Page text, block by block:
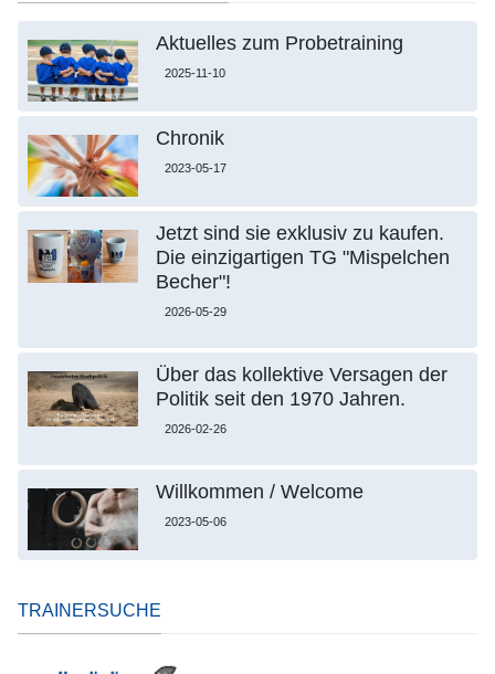
Aktuelles zum Probetraining
2025-11-10
Chronik
2023-05-17
Jetzt sind sie exklusiv zu kaufen.
Die einzigartigen TG "Mispelchen
Becher"!
2026-05-29
Über das kollektive Versagen der
Politik seit den 1970 Jahren.
2026-02-26
Willkommen / Welcome
2023-05-06
TRAINERSUCHE